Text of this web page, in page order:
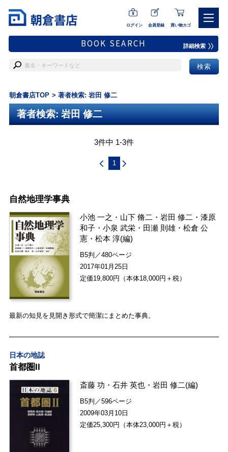
ログイン 会員登録 買い物カゴ
BOOK SEARCH 詳細検索
朝倉書店TOP 著者検索: 岩田 修二
著者検索: 岩田 修二
3件中 1-3件
1
自然地理学事典
小池 一之 ・ 山下 脩二 ・岩田 修二 ・漆原
和子 ・小泉 武栄 ・ 田瀬 則雄 ・松倉 公
憲 ・松本 淳(編)
B5判／480ページ
2017年01月25日
定価19,800円（本体18,000円＋税）
最新の知見を見開き形式で簡潔にまとめた事典。
日本の地誌
首都圏II
斎藤 功 ・石井 英也 ・岩田 修二(編)
B5判／596ページ
2009年03月10日
定価25,300円（本体23,000円＋税）